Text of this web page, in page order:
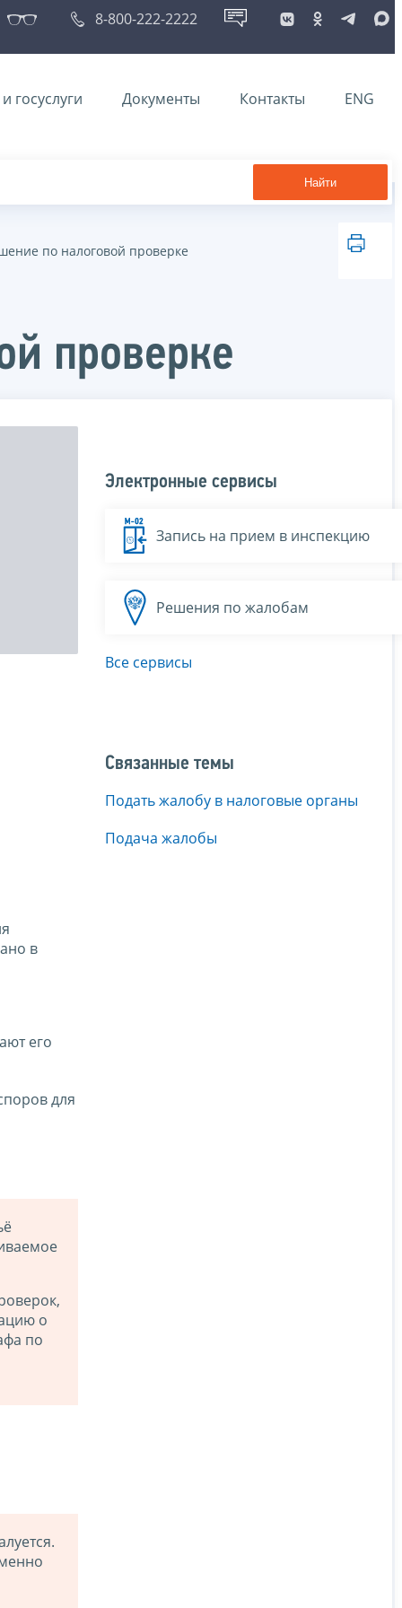
8-800-222-2222
госуслуги Документы Контакты ENG
Найти
по налоговой проверке
проверке
в
его
для
о
по
Электронные сервисы
Запись на прием в инспекцию
Решения по жалобам
Все сервисы
Связанные темы
Подать жалобу в налоговые органы
Подача жалобы